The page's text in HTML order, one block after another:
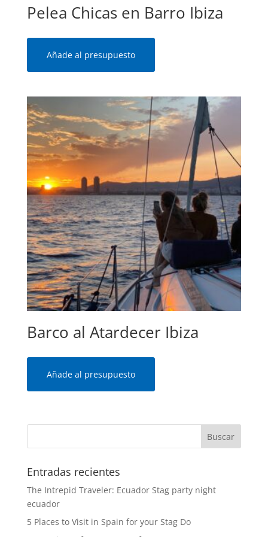
Pelea Chicas en Barro Ibiza
Añade al presupuesto
Barco al Atardecer Ibiza
Añade al presupuesto
Entradas recientes
The Intrepid Traveler: Ecuador Stag party night
ecuador
5 Places to Visit in Spain for your Stag Do